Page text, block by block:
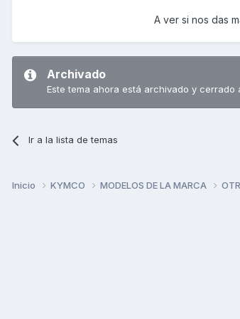
A ver si nos das
Archivado
Este tema ahora está archivado y cerrado
Ir a la lista de temas
Inicio KYMCO MODELOS DE LA MARCA